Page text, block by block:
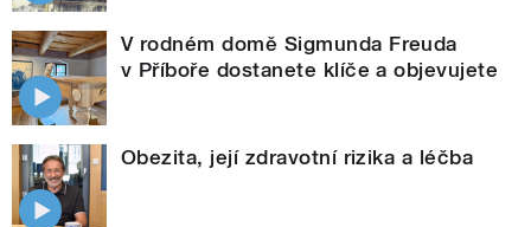
V rodném domě Sigmunda Freuda
v Příboře dostanete klíče a objevujete
Obezita, její zdravotní rizika a léčba